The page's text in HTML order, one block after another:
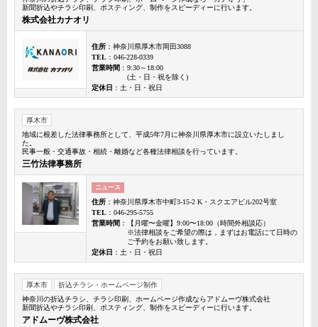
新聞折込やチラシ印刷、ポスティング、制作をスピーディーに行います。
株式会社カナオリ
住所 ：神奈川県厚木市岡田3088
TEL ：046-228-0339
営業時間 ：9:30～18:00
(土・日・祝を除く)
定休日 ：土・日・祝日
厚木市
地域に根差した法律事務所として、平成5年7月に神奈川県厚木市に設立いたしまし
た。
民事一般・交通事故・相続・離婚など各種法律相談を行っています。
三竹法律事務所
ニュース
住所 ：神奈川県厚木市中町3-15-2 K・スクエアビル202号室
TEL ：046-295-5755
営業時間 ：【月曜〜金曜】9:00〜18:00（時間外相談応）
※法律相談をご希望の際は，まずはお電話にて日時の
ご予約をお願い致します。
定休日 ：土・日・祝日
厚木市
折込チラシ・ホームページ制作
神奈川の折込チラシ、チラシ印刷、ホームページ作成ならアドムーヴ株式会社
新聞折込やチラシ印刷、ポスティング、制作をスピーディーに行います。
アドムーヴ株式会社